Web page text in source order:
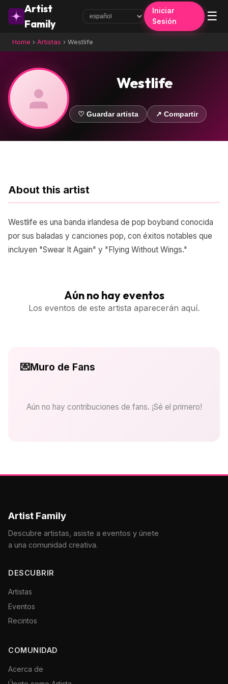
Artist
Family
Iniciar
Sesión
☰
Home › Artistas › Westlife
Westlife
♡ Guardar artista ↗ Compartir
About this artist
Westlife es una banda irlandesa de pop boyband conocida
por sus baladas y canciones pop, con éxitos notables que
incluyen "Swear It Again" y "Flying Without Wings."
Aún no hay eventos
Los eventos de este artista aparecerán aquí.
💌Muro de Fans
Aún no hay contribuciones de fans. ¡Sé el primero!
Artist Family
Descubre artistas, asiste a eventos y únete
a una comunidad creativa.
DESCUBRIR
Artistas
Eventos
Recintos
COMUNIDAD
Acerca de